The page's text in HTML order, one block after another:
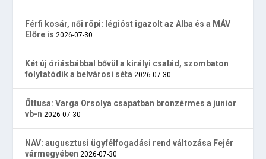
Férfi kosár, női röpi: légióst igazolt az Alba és a MÁV
Előre is 2026-07-30
Két új óriásbábbal bővül a királyi család, szombaton
folytatódik a belvárosi séta 2026-07-30
Öttusa: Varga Orsolya csapatban bronzérmes a junior
vb-n 2026-07-30
NAV: augusztusi ügyfélfogadási rend változása Fejér
vármegyében 2026-07-30